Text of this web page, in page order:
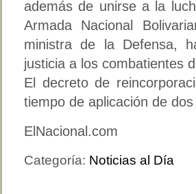
además de unirse a la
Armada Nacional
ministra de la Defensa,
justicia a los combatientes
El decreto de
tiempo de aplicación de dos
ElNacional.com
Categoría: Noticias al Día